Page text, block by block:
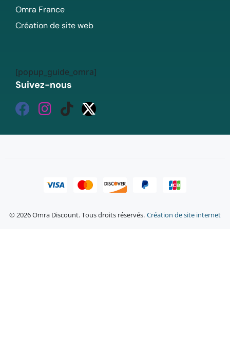
Omra France
Création de site web
[popup_guide_omra]
Suivez-nous
© 2026 Omra Discount. Tous droits réservés. Création de site internet